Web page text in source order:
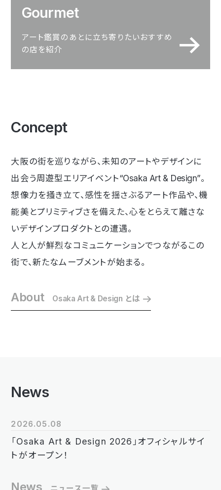
Gourmet
アート鑑賞のあとに立ち寄りたいおすすめ
の店を紹介
Concept
大阪の街を巡りながら、未知のアートやデザインに
出会う周遊型エリアイベント“Osaka Art & Design”。
想像力を掻き立て、感性を揺さぶるアート作品や、機
能美とプリミティブさを備えた、心をとらえて離さな
いデザインプロダクトとの遭遇。
人と人が鮮烈なコミュニケーションでつながるこの
街で、新たなムーブメントが始まる。
About Osaka Art & Design とは
News
2026.05.08
「Osaka Art & Design 2026」オフィシャルサイ
トがオープン！
News